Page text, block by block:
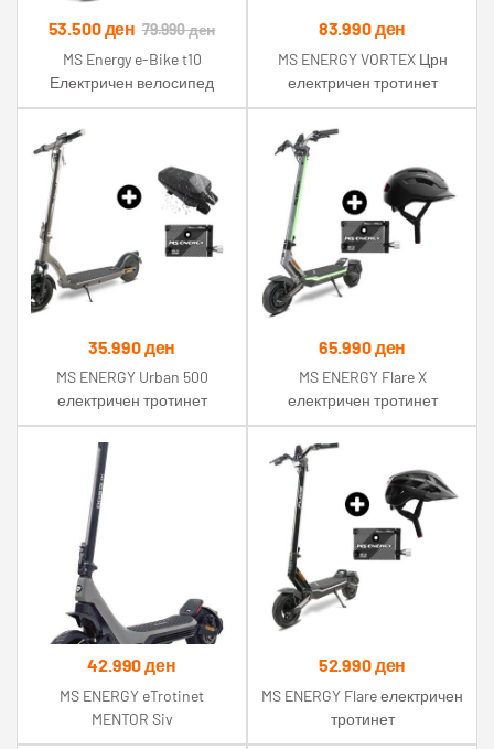
53.500ден 79.990ден
MS Energy e-Bike t10
Електричен велосипед
83.990ден
MS ENERGY VORTEX Црн
електричен тротинет
35.990ден
MS ENERGY Urban 500
електричен тротинет
65.990ден
MS ENERGY Flare X
електричен тротинет
42.990ден
MS ENERGY eTrotinet
MENTOR Siv
52.990ден
MS ENERGY Flare електричен
тротинет